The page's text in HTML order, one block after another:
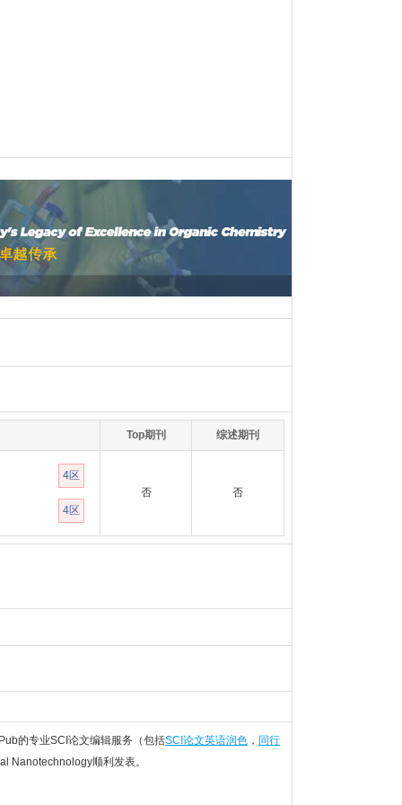
Top期刊 综述期刊
4区
4区
否 否
的专业SCI论文编辑服务（包括SCI论文英语润色 ， 同行
Nanotechnology顺利发表。